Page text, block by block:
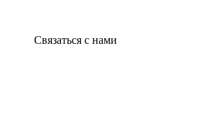
Связаться с нами